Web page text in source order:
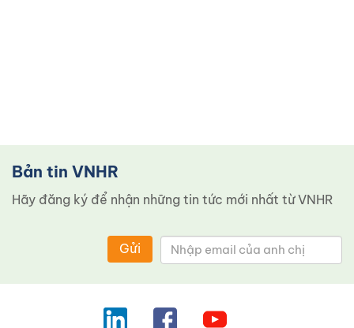
Bản tin VNHR
Hãy đăng ký để nhận những tin tức mới nhất từ ​​VNHR
Gửi